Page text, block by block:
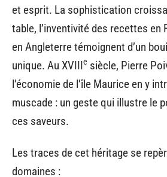
et esprit. La sophistication
table, l’inventivité des recettes en
en Angleterre témoignent d’un
unique. Au XVIIIe siècle, Pierre
l’économie de l’île Maurice en y
muscade : un geste qui illustre le
ces saveurs.
Les traces de cet héritage se
domaines :